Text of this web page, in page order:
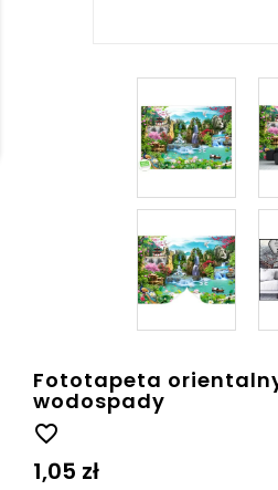
Fototapeta
wodospady
favorite_border
1,05 zł